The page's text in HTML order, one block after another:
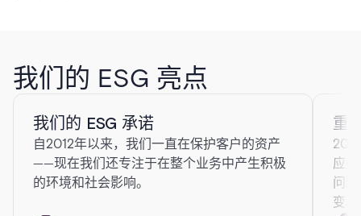
我们的 ESG 亮点
我们的 ESG 承诺
自2012年以来，我们一直在保护客户的资产
——现在我们还专注于在整个业务中产生积极
的环境和社会影响。
重
应
问
变。